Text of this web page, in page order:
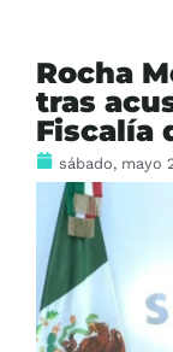
Rocha
tras
Fiscalía
sábado, mayo